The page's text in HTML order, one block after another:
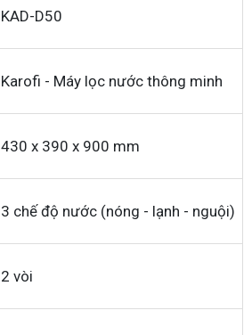
KAD-D50
Karofi - Máy lọc nước thông minh
430 x 390 x 900 mm
3 chế độ nước (nóng - lạnh - nguội)
2 vòi